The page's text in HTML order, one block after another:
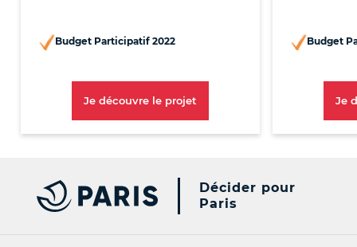
Budget Participatif 2022
Je découvre le projet
Budget
Je
Décider pour
Paris